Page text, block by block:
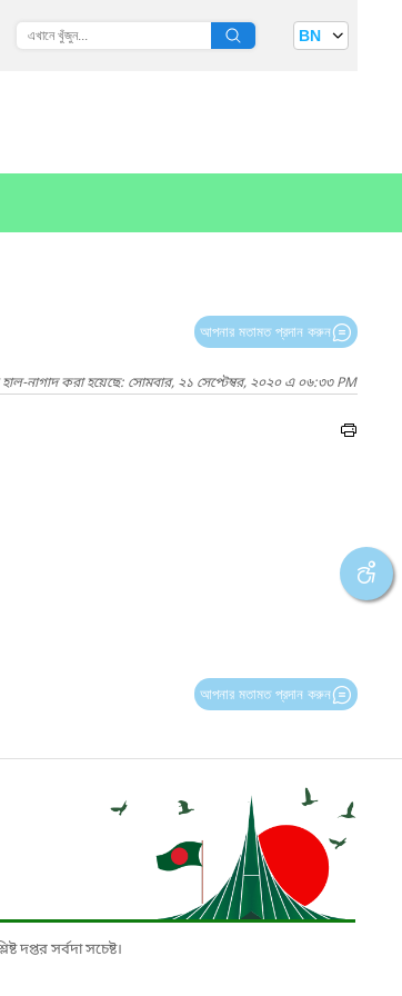
BN
আপনার মতামত প্রদান করুন
নাগাদ করা হয়েছে: সোমবার, ২১ সেপ্টেম্বর, ২০২০ এ ০৬:৩৩ PM
আপনার মতামত প্রদান করুন
দপ্তর সর্বদা সচেষ্ট।